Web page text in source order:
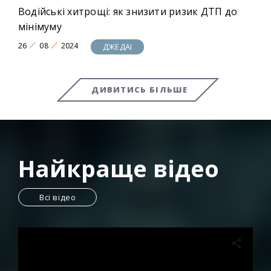
Водійські хитрощі: як знизити ризик ДТП до
мінімуму
26 08 2024 ДЖЕДАІ
ДИВИТИСЬ БІЛЬШЕ
Найкраще відео
Всі відео